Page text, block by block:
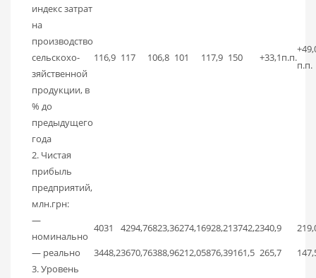
индекс затрат
на
производство
сельскохо­
зяйственной
продукции, в
% до
предыдущего
года
116,9 117 106,8 101 117,9 150 +33,1п.п.
п.п.
2. Чистая
прибыль
предприятий,
млн.грн:
—
номинально
4031 4294,76823,36274,16928,213742,2340,9
— реально
3448,23670,76388,96212,05876,39161,5 265,7
3. Уровень